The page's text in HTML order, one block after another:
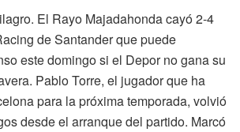
El Rayo Majadahonda cayó 2-4
de Santander que puede
este domingo si el Depor no gana su
Pablo Torre, el jugador que ha
para la próxima temporada, volvió
desde el arranque del partido. Marcó